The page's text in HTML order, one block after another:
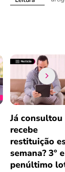
Já consultou
recebe
restituição
semana? 3º e
penúltimo